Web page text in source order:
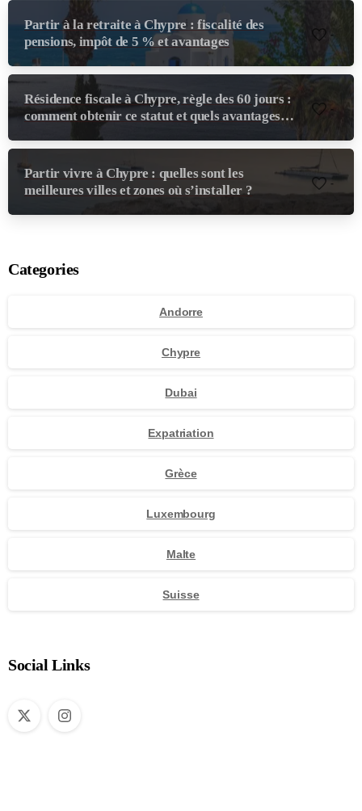
Partir à la retraite à Chypre : fiscalité des
pensions, impôt de 5 % et avantages
-
Résidence fiscale à Chypre, règle des 60 jours :
comment obtenir ce statut et quels avantages
-
Partir vivre à Chypre : quelles sont les
meilleures villes et zones où s’installer ?
-
Categories
Andorre
Chypre
Dubai
Expatriation
Grèce
Luxembourg
Malte
Suisse
Social Links